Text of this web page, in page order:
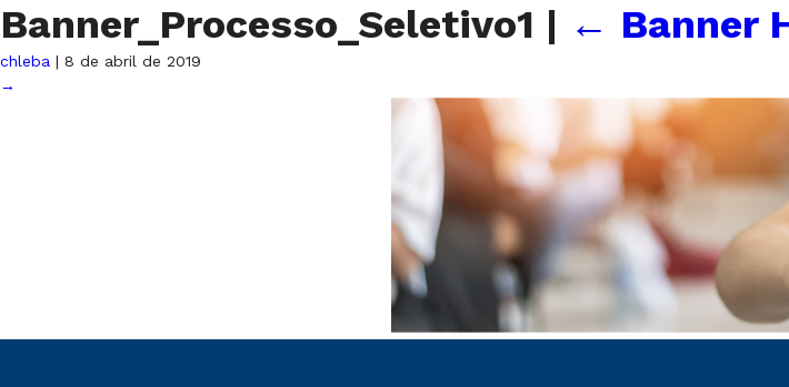
Banner_Processo_Seletivo1 | ← Banner
chleba | 8 de abril de 2019
→